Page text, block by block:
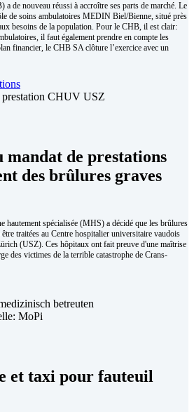
de nouveau réussi à accroître ses parts de marché. Le
de soins ambulatoires MEDIN Biel/Bienne, situé près
besoins de la population. Pour le CHB, il est clair:
il faut également prendre en compte les
financier, le CHB SA clôture l’exercice avec un
mandat de prestations
des brûlures graves
hautement spécialisée (MHS) a décidé que les brûlures
traitées au Centre hospitalier universitaire vaudois
(USZ). Ces hôpitaux ont fait preuve d'une maîtrise
des victimes de la terrible catastrophe de Crans-
et taxi pour fauteuil